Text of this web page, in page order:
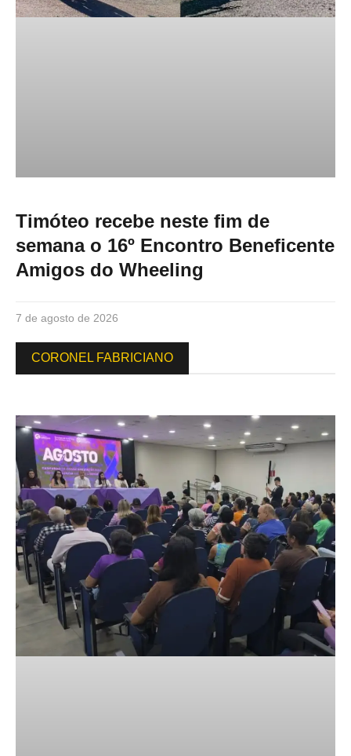
Timóteo recebe neste fim de
semana o 16º Encontro Beneficente
Amigos do Wheeling
7 de agosto de 2026
CORONEL FABRICIANO